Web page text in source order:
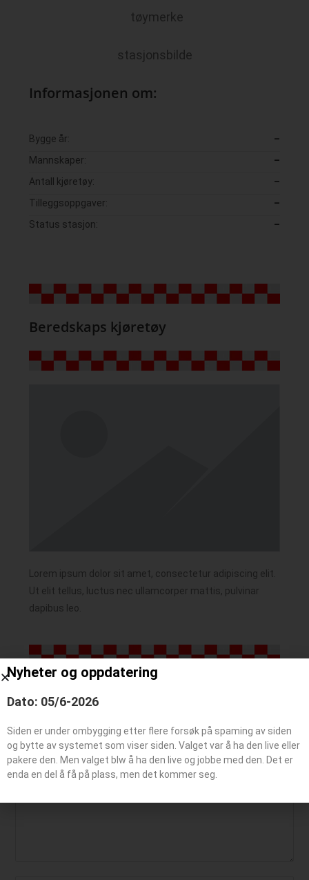
tøymerke
stasjonsbilde
Informasjonen om:
Bygge år:
–
Mannskaper:
–
Antall kjøretøy:
–
Tilleggsoppgaver:
–
Status stasjon:
–
Beredskaps kjøretøy
Lorem ipsum dolor sit amet, consectetur adipiscing elit.
Ut elit tellus, luctus nec ullamcorper mattis, pulvinar
dapibus leo.
Legg igjen en kommentar
Nyheter og oppdatering
Dato: 05/6-2026
Siden er under ombygging etter flere forsøk på spaming av siden
og bytte av systemet som viser siden. Valget var å ha den live eller
pakere den. Men valget blw å ha den live og jobbe med den. Det er
enda en del å få på plass, men det kommer seg.